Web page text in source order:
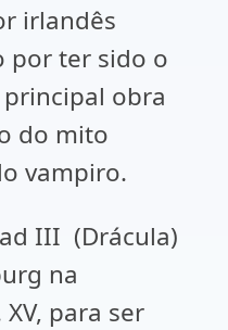
irlandês
por ter sido o
obra
do mito
vampiro.
III (Drácula)
na
para ser